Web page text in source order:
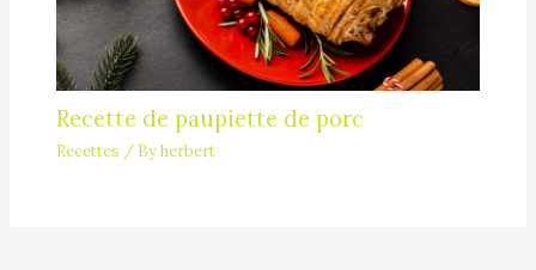
Recette de paupiette de porc
Recettes / Byherbert